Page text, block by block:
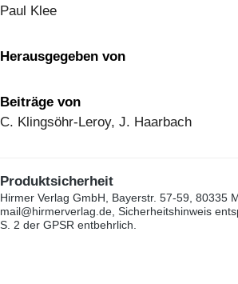
Paul Klee
Herausgegeben von
Beiträge von
C. Klingsöhr-Leroy, J. Haarbach
Produktsicherheit
Hirmer Verlag GmbH, Bayerstr. 57-59, 80335
mail@hirmerverlag.de, Sicherheitshinweis
S. 2 der GPSR entbehrlich.